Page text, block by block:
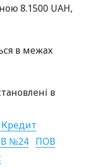
ЩОМІСЯЧНИЙ ОГЛЯД
ПУТІВНИКИ ПО
8.1500 UAH,
в межах
в
№24 ПОВ